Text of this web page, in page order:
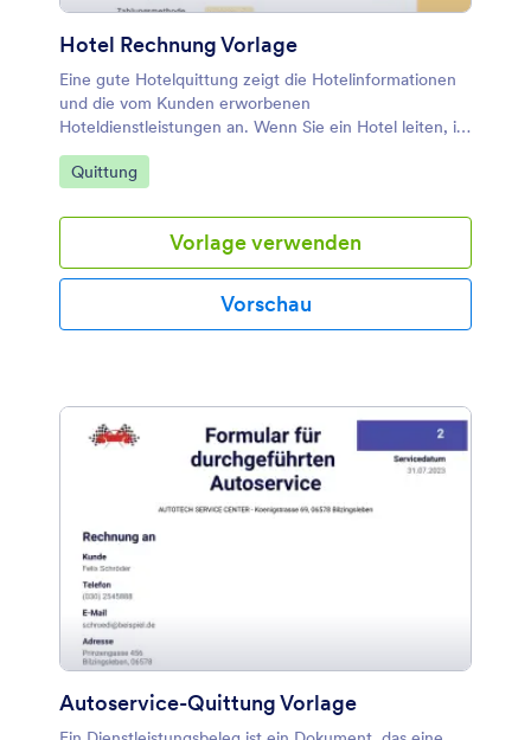
Hotel Rechnung Vorlage
Eine gute Hotelquittung zeigt die Hotelinformationen
und die vom Kunden erworbenen
Hoteldienstleistungen an. Wenn Sie ein Hotel leiten, ist
es wichtig, eine fertige Vorlage für eine Hotelquittung
zu verwenden, um den Check-Out- und
Mustervorlage für eine Hotelquittung zeigt die
Informationen über den Kunden, die
Quittungsnummer, die Check-In-Details, die
Zimmerinformationen, die Zahlungsdetails, die
Unterschrift des Kassierers und die Unterschrift des
Diese Beispielvorlage für eine Hotelzahlungsquittung
verwendet das Formularberechnungs-Widget, um die
Beträge der einzelnen Zeilen in der Tabelle mit den
Hoteldienstleistungen zu addieren und den fälligen
Gesamtbetrag zu ermitteln. Die Quittungsnummer
wird automatisch mit dem Widget Eindeutige ID
generiert.
Zur Kategorie:
Quittung
Vorlage verwenden
Vorschau
Autoservice-Quittung Vorlage